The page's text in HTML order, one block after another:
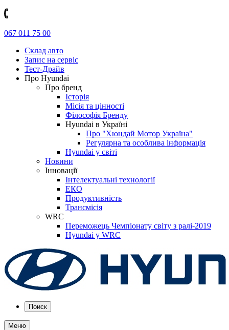
067 011 75 00
Склад авто
Запис на сервіс
Тест-Драйв
Про Hyundai
Про бренд
Історія
Місія та цінності
Філософія Бренду
Hyundai в Україні
Про "Хюндай Мотор Україна"
Регулярна та особлива інформація
Hyundai у світі
Новини
Інновації
Інтелектуальні технології
ЕКО
Продуктивність
Трансмісія
WRC
Переможець Чемпіонату світу з ралі-2019
Hyundai у WRC
Поиск
Меню